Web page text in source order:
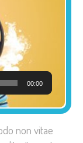
00:00
non vitae